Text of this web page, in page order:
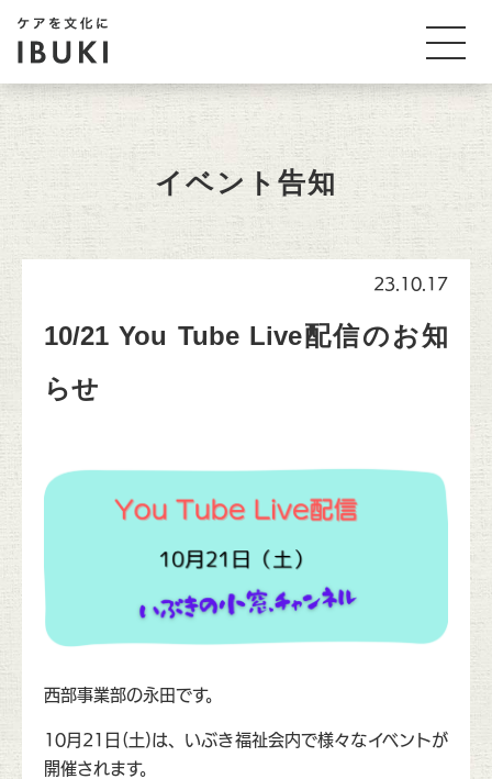
イベント告知
23.10.17
10/21 You Tube Live配信のお知
らせ
西部事業部の永田です。
10月21日(土)は、いぶき福祉会内で様々なイベントが
開催されます。